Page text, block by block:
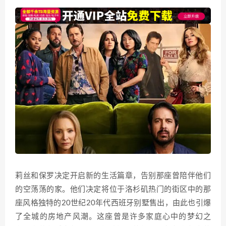
莉丝和保罗决定开启新的生活篇章，告别那座曾陪伴他们
的空荡荡的家。他们决定将位于洛杉矶热门的街区中的那
座风格独特的20世纪20年代西班牙别墅售出，由此也引爆
了全城的房地产风潮。这座曾是许多家庭心中的梦幻之